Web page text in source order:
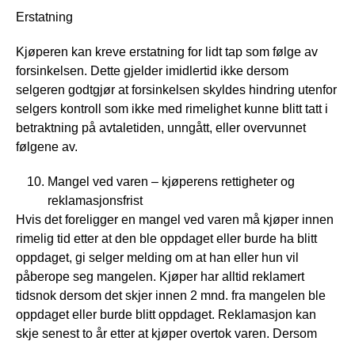
Erstatning
Kjøperen kan kreve erstatning for lidt tap som følge av
forsinkelsen. Dette gjelder imidlertid ikke dersom
selgeren godtgjør at forsinkelsen skyldes hindring utenfor
selgers kontroll som ikke med rimelighet kunne blitt tatt i
betraktning på avtaletiden, unngått, eller overvunnet
følgene av.
Mangel ved varen – kjøperens rettigheter og
reklamasjonsfrist
Hvis det foreligger en mangel ved varen må kjøper innen
rimelig tid etter at den ble oppdaget eller burde ha blitt
oppdaget, gi selger melding om at han eller hun vil
påberope seg mangelen. Kjøper har alltid reklamert
tidsnok dersom det skjer innen 2 mnd. fra mangelen ble
oppdaget eller burde blitt oppdaget. Reklamasjon kan
skje senest to år etter at kjøper overtok varen. Dersom